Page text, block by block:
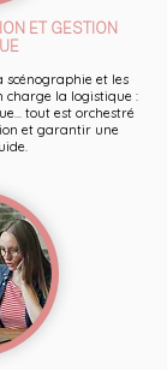
ET GESTION
scénographie et les
la logistique :
tout est orchestré
et garantir une